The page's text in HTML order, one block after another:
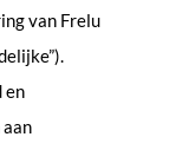
van Frelu
en